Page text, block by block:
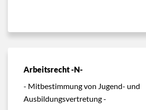
Arbeitsrecht -N-
- Mitbestimmung von Jugend- und
Ausbildungsvertretung -